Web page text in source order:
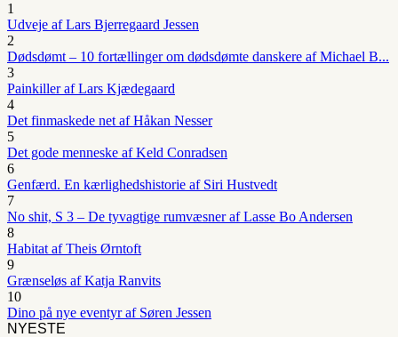
1
Udveje af Lars Bjerregaard Jessen
2
Dødsdømt – 10 fortællinger om dødsdømte danskere af Michael B...
3
Painkiller af Lars Kjædegaard
4
Det finmaskede net af Håkan Nesser
5
Det gode menneske af Keld Conradsen
6
Genfærd. En kærlighedshistorie af Siri Hustvedt
7
No shit, S 3 – De tyvagtige rumvæsner af Lasse Bo Andersen
8
Habitat af Theis Ørntoft
9
Grænseløs af Katja Ranvits
10
Dino på nye eventyr af Søren Jessen
NYESTE